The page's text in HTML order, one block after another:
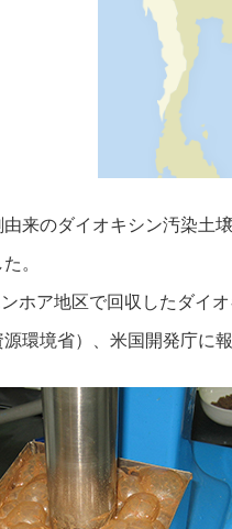
来のダイオキシン汚染土
。
ホア地区で回収したダイ
環境省）、米国開発庁に報